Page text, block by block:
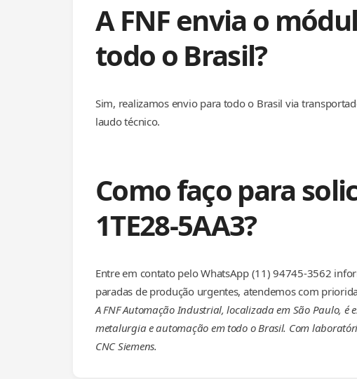
A FNF envia o
todo o Brasil?
Sim, realizamos envio para todo o Brasil via
laudo técnico.
Como faço para
1TE28-5AA3?
Entre em contato pelo WhatsApp (11) 94745-3562
paradas de produção urgentes, atendemos com
A FNF Automação Industrial, localizada em São Paulo, é
metalurgia e automação em todo o Brasil. Com
CNC Siemens.